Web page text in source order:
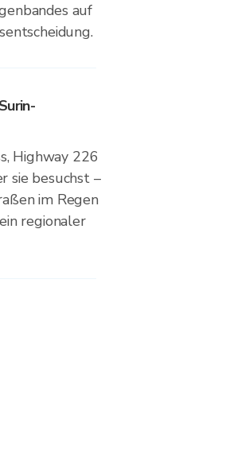
auf
Highway 226
sie besuchst –
im Regen
regionaler